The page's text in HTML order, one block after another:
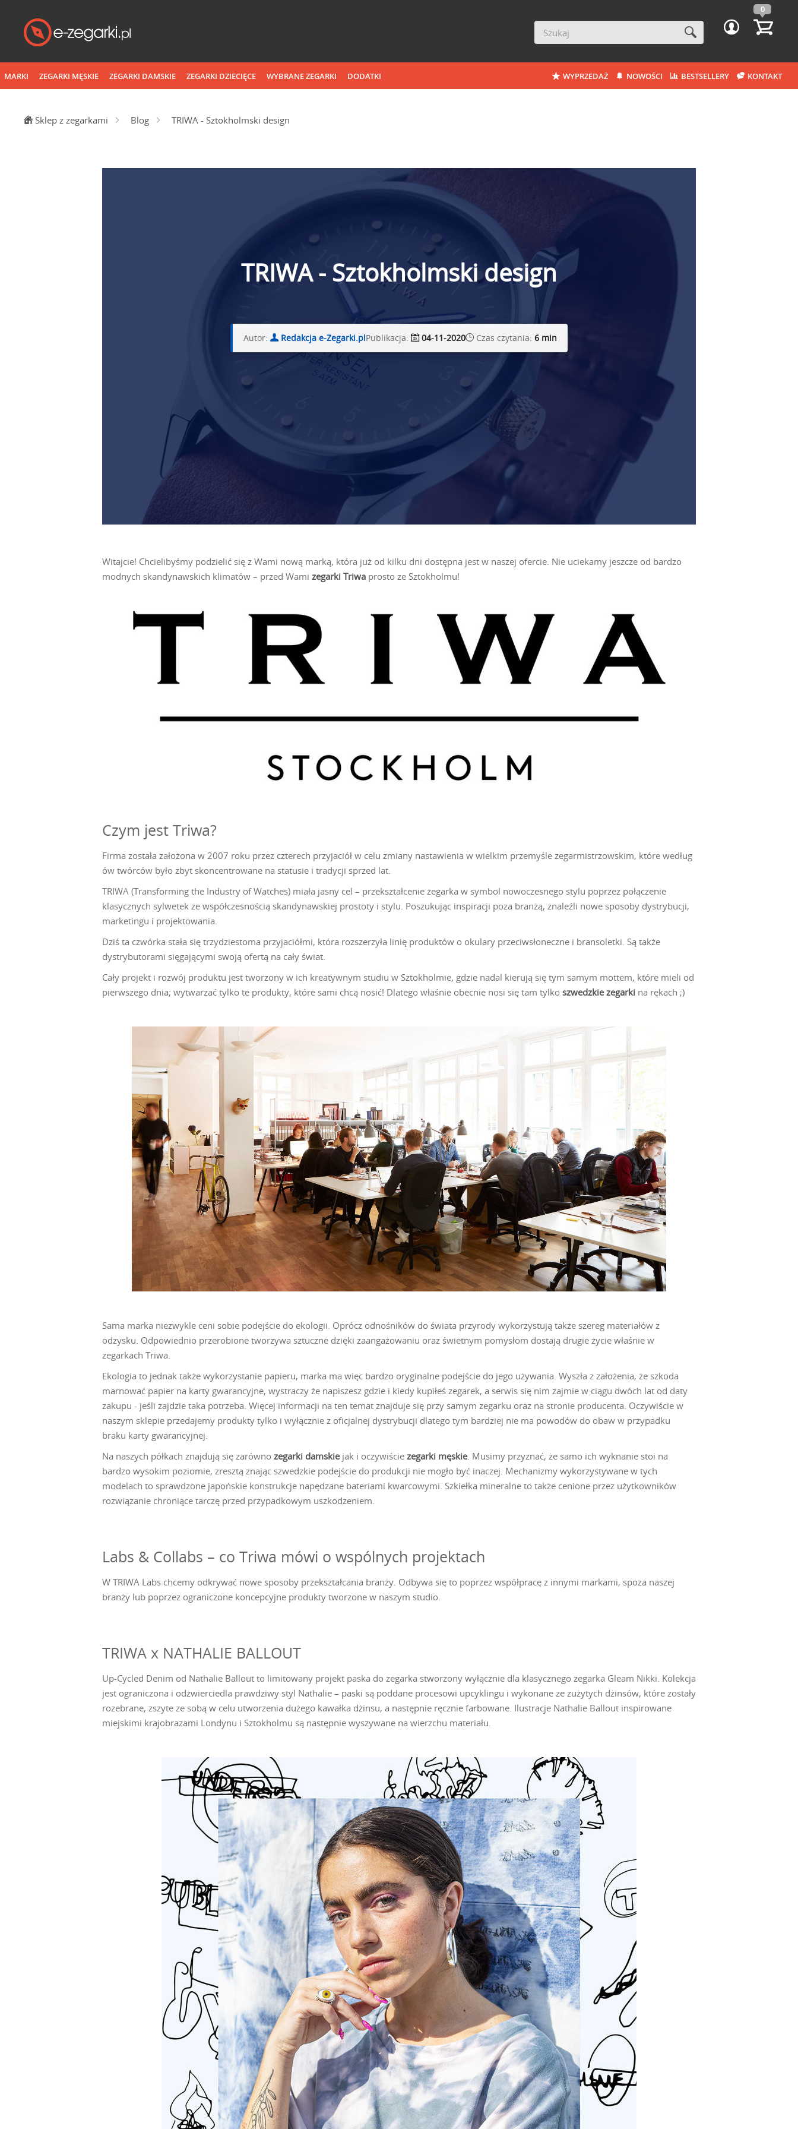
0
MARKI ZEGARKI MĘSKIE ZEGARKI DAMSKIE ZEGARKI DZIECIĘCE WYBRANE ZEGARKI DODATKI WYPRZEDAŻ NOWOŚCI BESTSELLERY KONTAKT
Sklep z zegarkami Blog TRIWA - Sztokholmski design
TRIWA - Sztokholmski design
Autor: Redakcja e-Zegarki.plPublikacja: 04-11-2020 Czas czytania: 6 min
Witajcie! Chcielibyśmy podzielić się z Wami nową marką, która już od kilku dni dostępna jest w naszej ofercie. Nie uciekamy jeszcze od bardzo
modnych skandynawskich klimatów – przed Wami zegarki Triwa prosto ze Sztokholmu!
Czym jest Triwa?
Firma została założona w 2007 roku przez czterech przyjaciół w celu zmiany nastawienia w wielkim przemyśle zegarmistrzowskim, które według
ów twórców było zbyt skoncentrowane na statusie i tradycji sprzed lat.
TRIWA (Transforming the Industry of Watches) miała jasny cel – przekształcenie zegarka w symbol nowoczesnego stylu poprzez połączenie
klasycznych sylwetek ze współczesnością skandynawskiej prostoty i stylu. Poszukując inspiracji poza branżą, znaleźli nowe sposoby dystrybucji,
marketingu i projektowania.
Dziś ta czwórka stała się trzydziestoma przyjaciółmi, która rozszerzyła linię produktów o okulary przeciwsłoneczne i bransoletki. Są także
dystrybutorami sięgającymi swoją ofertą na cały świat.
Cały projekt i rozwój produktu jest tworzony w ich kreatywnym studiu w Sztokholmie, gdzie nadal kierują się tym samym mottem, które mieli od
pierwszego dnia; wytwarzać tylko te produkty, które sami chcą nosić! Dlatego właśnie obecnie nosi się tam tylko szwedzkie zegarki na rękach ;)
Sama marka niezwykle ceni sobie podejście do ekologii. Oprócz odnośników do świata przyrody wykorzystują także szereg materiałów z
odzysku. Odpowiednio przerobione tworzywa sztuczne dzięki zaangażowaniu oraz świetnym pomysłom dostają drugie życie właśnie w
zegarkach Triwa.
Ekologia to jednak także wykorzystanie papieru, marka ma więc bardzo oryginalne podejście do jego używania. Wyszła z założenia, że szkoda
marnować papier na karty gwarancyjne, wystraczy że napiszesz gdzie i kiedy kupiłeś zegarek, a serwis się nim zajmie w ciągu dwóch lat od daty
zakupu - jeśli zajdzie taka potrzeba. Więcej informacji na ten temat znajduje się przy samym zegarku oraz na stronie producenta. Oczywiście w
naszym sklepie przedajemy produkty tylko i wyłącznie z oficjalnej dystrybucji dlatego tym bardziej nie ma powodów do obaw w przypadku
braku karty gwarancyjnej.
Na naszych półkach znajdują się zarówno zegarki damskiejak i oczywiście zegarki męskie. Musimy przyznać, że samo ich wyknanie stoi na
bardzo wysokim poziomie, zresztą znając szwedzkie podejście do produkcji nie mogło być inaczej. Mechanizmy wykorzystywane w tych
modelach to sprawdzone japońskie konstrukcje napędzane bateriami kwarcowymi. Szkiełka mineralne to także cenione przez użytkowników
rozwiązanie chroniące tarczę przed przypadkowym uszkodzeniem.
Labs & Collabs – co Triwa mówi o wspólnych projektach
W TRIWA Labs chcemy odkrywać nowe sposoby przekształcania branży. Odbywa się to poprzez współpracę z innymi markami, spoza naszej
branży lub poprzez ograniczone koncepcyjne produkty tworzone w naszym studio.
TRIWA x NATHALIE BALLOUT
Up-Cycled Denim od Nathalie Ballout to limitowany projekt paska do zegarka stworzony wyłącznie dla klasycznego zegarka Gleam Nikki. Kolekcja
jest ograniczona i odzwierciedla prawdziwy styl Nathalie – paski są poddane procesowi upcyklingu i wykonane ze zużytych dżinsów, które zostały
rozebrane, zszyte ze sobą w celu utworzenia dużego kawałka dżinsu, a następnie ręcznie farbowane. Ilustracje Nathalie Ballout inspirowane
miejskimi krajobrazami Londynu i Sztokholmu są następnie wyszywane na wierzchu materiału.